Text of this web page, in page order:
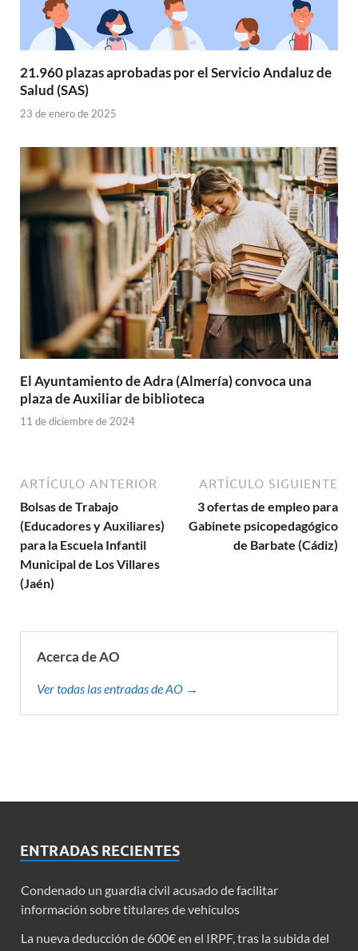
21.960 plazas aprobadas por el Servicio Andaluz de
Salud (SAS)
23 de enero de 2025
El Ayuntamiento de Adra (Almería) convoca una
plaza de Auxiliar de biblioteca
11 de diciembre de 2024
ARTÍCULO ANTERIOR
Bolsas de Trabajo
(Educadores y Auxiliares)
para la Escuela Infantil
Municipal de Los Villares
(Jaén)
ARTÍCULO SIGUIENTE
3 ofertas de empleo para
Gabinete psicopedagógico
de Barbate (Cádiz)
Acerca de AO
Ver todas las entradas de AO →
ENTRADAS RECIENTES
Condenado un guardia civil acusado de facilitar
información sobre titulares de vehículos
La nueva deducción de 600€ en el IRPF, tras la subida del